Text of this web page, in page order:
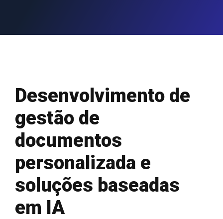
Desenvolvimento de
gestão de
documentos
personalizada e
soluções baseadas
em IA